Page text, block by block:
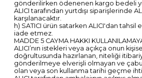
gönderilirken ödenenen kargo bedeli
ALICI tarafından yurtdışı siparişlerinde
karşılanacaktır.
h) SATICI ürün satarken ALICI'dan
iade etmez.
MADDE 5 CAYMA HAKKI
ALICI’nın istekleri veya açıkça onun
doğrultusunda hazırlanan, niteliği
gönderilmeye elverişli olmayan ve
olan veya son kullanma tarihi geçme